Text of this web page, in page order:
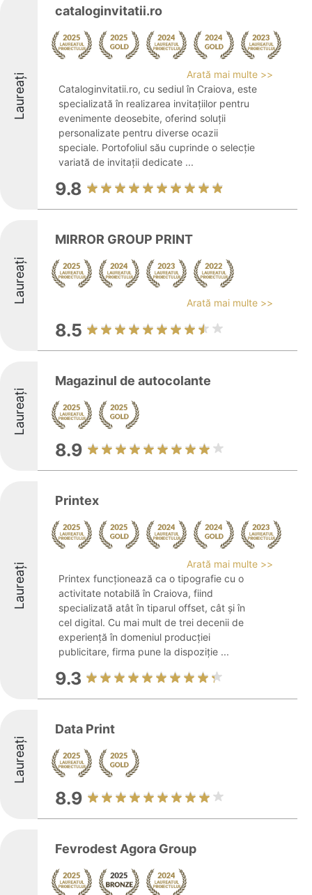
Laureați
cataloginvitatii.ro
Arată mai multe >>
Cataloginvitatii.ro, cu sediul în Craiova, este
specializată în realizarea invitațiilor pentru
evenimente deosebite, oferind soluții
personalizate pentru diverse ocazii
speciale. Portofoliul său cuprinde o selecție
variată de invitații dedicate ...
9.8
Laureați
MIRROR GROUP PRINT
Arată mai multe >>
8.5
Laureați
Magazinul de autocolante
8.9
Laureați
Printex
Arată mai multe >>
Printex funcționează ca o tipografie cu o
activitate notabilă în Craiova, fiind
specializată atât în tiparul offset, cât și în
cel digital. Cu mai mult de trei decenii de
experiență în domeniul producției
publicitare, firma pune la dispoziție ...
9.3
Laureați
Data Print
8.9
Fevrodest Agora Group